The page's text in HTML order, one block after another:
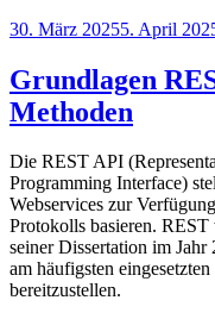
dem
Format“
Veröffentlicht
30. März 20255. April
Grundlagen
Methoden
Die REST API
Programming Interface)
Webservices zur
Protokolls basieren.
seiner Dissertation im Jahr
am häufigsten
bereitzustellen.